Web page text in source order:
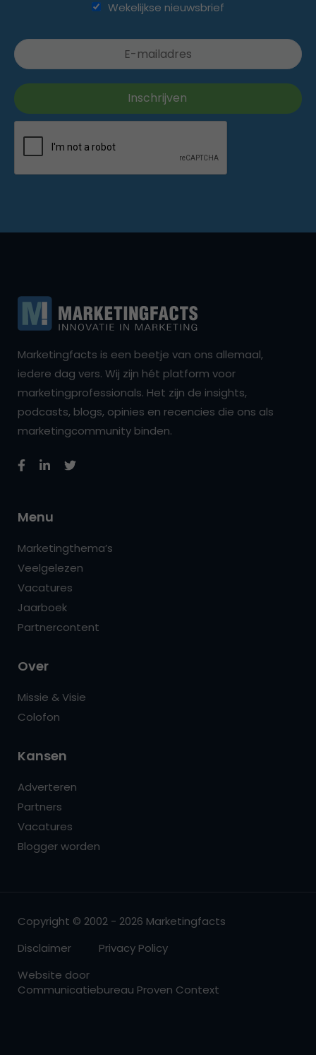
Wekelijkse nieuwsbrief
Marketingfacts is een beetje van ons allemaal,
iedere dag vers. Wij zijn hét platform voor
marketingprofessionals. Het zijn de insights,
podcasts, blogs, opinies en recencies die ons als
marketingcommunity binden.
Menu
Marketingthema’s
Veelgelezen
Vacatures
Jaarboek
Partnercontent
Over
Missie & Visie
Colofon
Kansen
Adverteren
Partners
Vacatures
Blogger worden
Copyright © 2002 - 2026 Marketingfacts
Disclaimer
Privacy Policy
Website door
Communicatiebureau Proven Context